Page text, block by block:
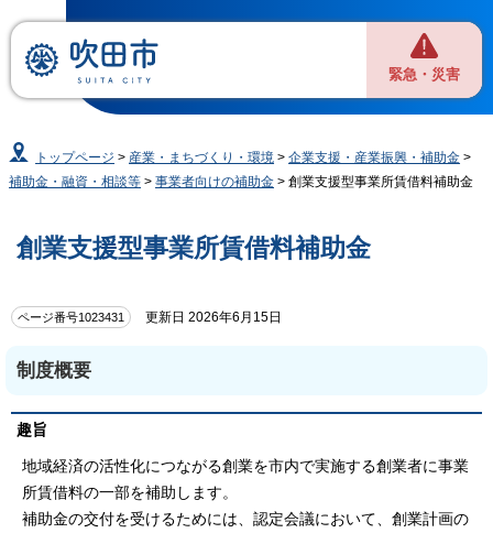
緊急・災害
トップページ > 産業・まちづくり・環境 >企業支援・産業振興・補助金 >
補助金・融資・相談等 > 事業者向けの補助金 > 創業支援型事業所賃借料補助金
創業支援型事業所賃借料補助金
ページ番号1023431 更新日 2026年6月15日
制度概要
趣旨
地域経済の活性化につながる創業を市内で実施する創業者に事業
所賃借料の一部を補助します。
補助金の交付を受けるためには、認定会議において、創業計画の